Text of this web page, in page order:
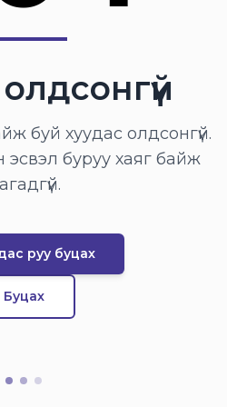
буй хуудас олдсонгүй.
эсвэл буруу хаяг байж
руу буцах
Буцах